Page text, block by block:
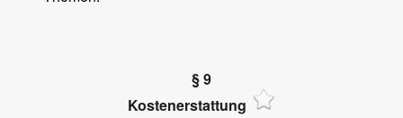
§ 9
Kostenerstattung